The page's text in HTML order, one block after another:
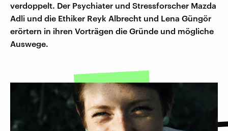
verdoppelt. Der Psychiater und Stressforscher Mazda
Adli und die Ethiker Reyk Albrecht und Lena Güngör
erörtern in ihren Vorträgen die Gründe und mögliche
Auswege.